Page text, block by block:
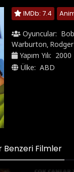
IMDb: 7.4
Oyuncular:
Warburton,
Yapım Yılı: 2000
Ülke: ABD
Benzeri Filmler